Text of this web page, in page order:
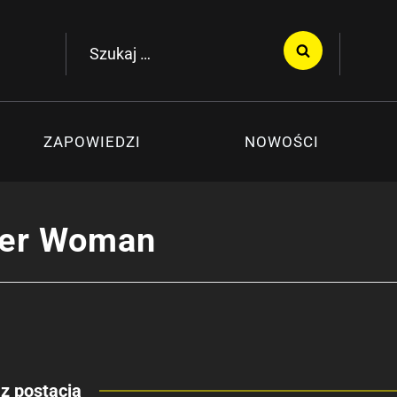
Szukaj:
ZAPOWIEDZI NOWOŚCI
Woman
postacią